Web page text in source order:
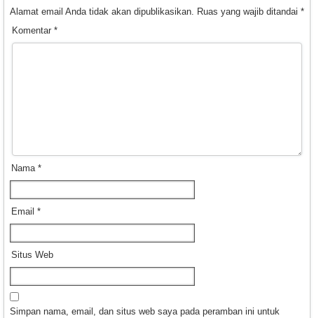
Alamat email Anda tidak akan dipublikasikan. Ruas yang wajib ditandai *
Komentar *
Nama *
Email *
Situs Web
Simpan nama, email, dan situs web saya pada peramban ini untuk